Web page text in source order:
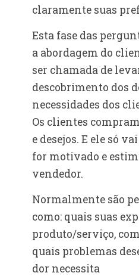
claramente suas
Esta fase das
a abordagem do
ser chamada de
descobrimento dos
necessidades dos
Os clientes
e desejos. E ele só
for motivado e
vendedor.
Normalmente são
como: quais suas
produto/serviço,
quais problemas
dor necessita